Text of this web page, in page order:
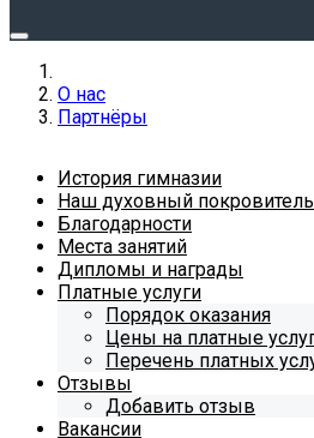
О нас
Партнёры
История гимназии
Наш духовный покровитель
Благодарности
Места занятий
Дипломы и награды
Платные услуги
Порядок оказания
Цены на платные
Перечень платных
Отзывы
Добавить отзыв
Вакансии